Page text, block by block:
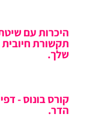
היכרות עם שיטת
תקשורת
שלך.
קורס בונוס -
הדר.